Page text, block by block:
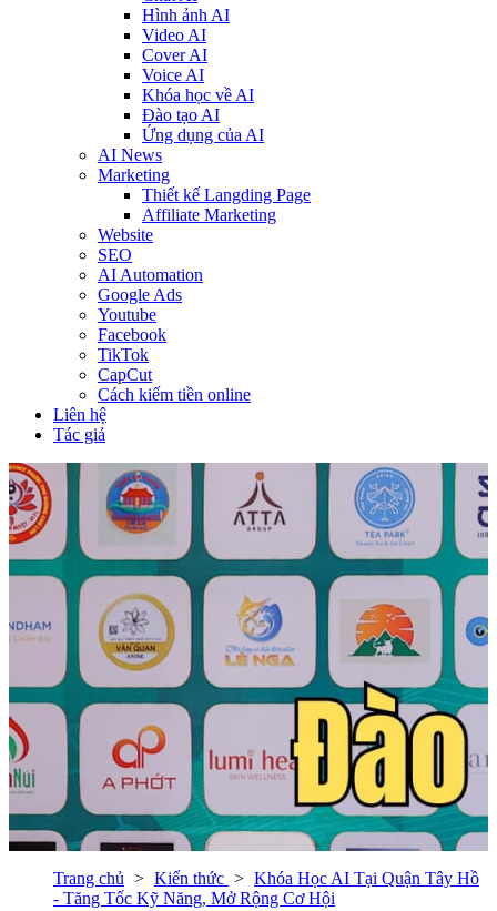
Hình ảnh AI
Video AI
Cover AI
Voice AI
Khóa học về AI
Đào tạo AI
Ứng dụng của AI
AI News
Marketing
Thiết kế Langding Page
Affiliate Marketing
Website
SEO
AI Automation
Google Ads
Youtube
Facebook
TikTok
CapCut
Cách kiếm tiền online
Liên hệ
Tác giả
Trang chủ Kiến thức
Khóa Học AI Tại Quận Tây Hồ
- Tăng Tốc Kỹ Năng, Mở Rộng Cơ Hội